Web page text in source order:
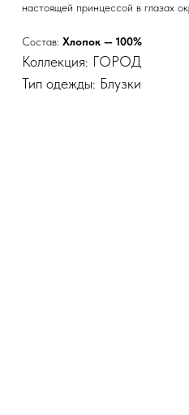
настоящей принцессой в глазах
Состав: Хлопок — 100%
Коллекция: ГОРОД
Тип одежды: Блузки